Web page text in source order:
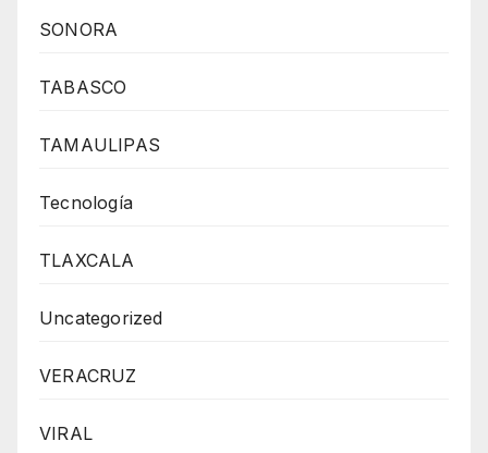
SONORA
TABASCO
TAMAULIPAS
Tecnología
TLAXCALA
Uncategorized
VERACRUZ
VIRAL